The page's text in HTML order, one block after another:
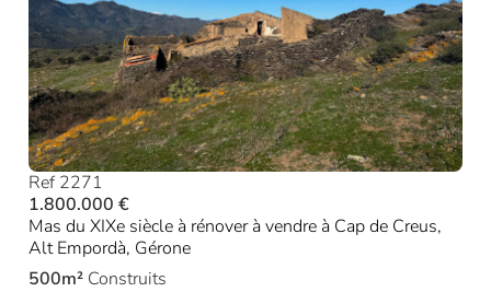
Ref 2271
1.800.000 €
Mas du XIXe siècle à rénover à vendre à Cap de Creus,
Alt Empordà, Gérone
500m² Construits